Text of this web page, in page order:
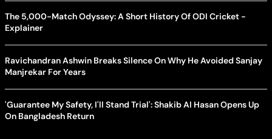
The 5,000-Match Odyssey: A Short History Of ODI Cricket -
Explainer
Ravichandran Ashwin Breaks Silence On Why He Avoided Sanjay
Manjrekar For Years
'Guarantee My Safety, I'll Stand Trial': Shakib Al Hasan Opens Up
On Bangladesh Return